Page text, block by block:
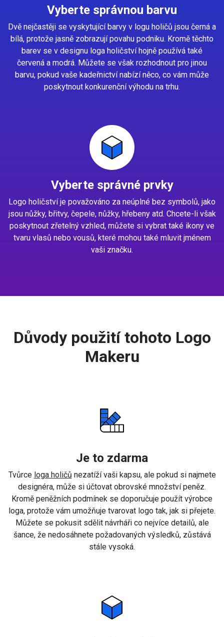
Vyberte správnou barvu
Dvě nejčastěji se vyskytující barvy v logu holičů jsou černá a
bílá, protože jasně zobrazují povahu podniku. Kromě těchto
barev se v designu loga holičství hojně používá také
červená a modrá. Můžete se však rozhodnout pro jinou
barvu, pokud vaše kadeřnictví nabízí něco, co vám může
poskytnout konkurenční výhodu na trhu.
Vyberte správné prvky
Logo holičství je považováno za neúplné bez symbolů, jako
jsou nůžky, břitvy, čepele, nůžky, hřebeny atd. Chcete-li však
poskytnout zřetelný vzhled, můžete si vybrat také ikony ve
tvaru vlasů nebo vousů, které mohou také mluvit jménem
vaši značku.
Důvody použití tohoto Logo
Makeru
Je to zdarma
Tvůrce loga holičů nezatíží vaši kapsu, ale pokud si najmete
designéra, může si účtovat obrovské množství peněz.
Kromě peněžních podmínek se doporučuje použít výrobce
loga, protože vám umožňuje tvarovat logo tak, jak si přejete.
Můžete se pokusit sdělit návrháři co nejvíce detailů, ale
šance, že nedosáhnete požadovaných výsledků, zůstává
stále vysoká.